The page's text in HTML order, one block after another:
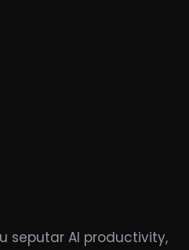
seputar AI productivity,